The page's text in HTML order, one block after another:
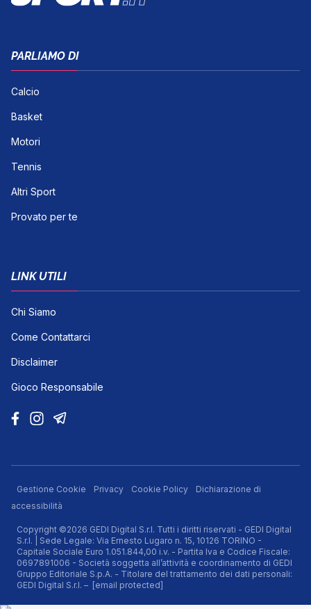
PARLIAMO DI
Calcio
Basket
Motori
Tennis
Altri Sport
Provato per te
LINK UTILI
Chi Siamo
Come Contattarci
Disclaimer
Gioco Responsabile
Gestione Cookie Privacy Cookie Policy
Dichiarazione di
accessibilità
Copyright ©2026 GEDI Digital S.r.l. Tutti i diritti riservati - GEDI Digital
S.r.l. | Sede Legale: Via Ernesto Lugaro n. 15, 10126 TORINO -
Capitale Sociale Euro 1.051.844,00 i.v. - Partita Iva e Codice Fiscale:
0697891006 - Società soggetta all’attività e coordinamento di GEDI
Gruppo Editoriale S.p.A. - Titolare del trattamento dei dati personali:
GEDI Digital S.r.l. – [email protected]